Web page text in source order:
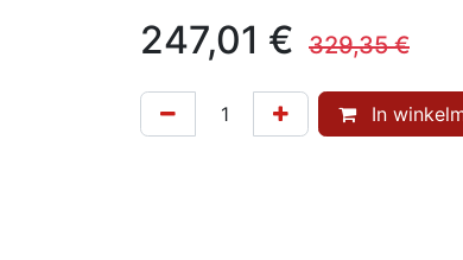
247,01 € 329,35€
In